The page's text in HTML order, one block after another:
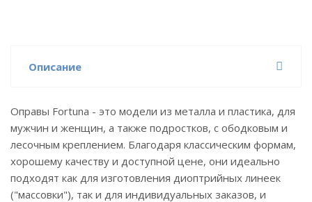
Описание
Оправы Fortuna - это модели из металла и пластика, для
мужчин и женщин, а также подростков, с ободковым и
лесочным креплением. Благодаря классическим формам,
хорошему качеству и доступной цене, они идеально
подходят как для изготовления диоптрийных линеек
("массовки"), так и для индивидуальных заказов, и